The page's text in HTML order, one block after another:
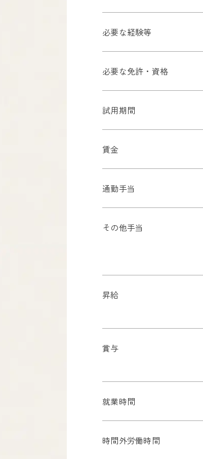
必要な経験等
必要な免許・資格
試用期間
賃金
通勤手当
その他手当
昇給
賞与
就業時間
時間外労働時間